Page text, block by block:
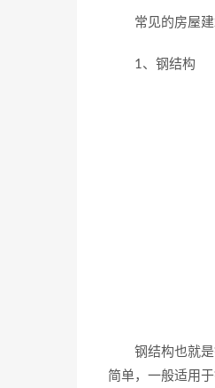
常见的房屋建
1、钢结构
钢结构也就是钢
简单，一般适用